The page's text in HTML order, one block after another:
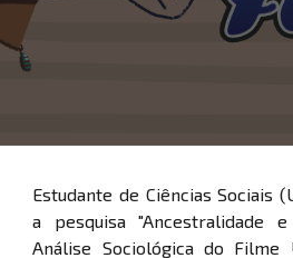
Estudante de Ciências Sociais
a pesquisa "Ancestralidade e
Análise Sociológica do Filme